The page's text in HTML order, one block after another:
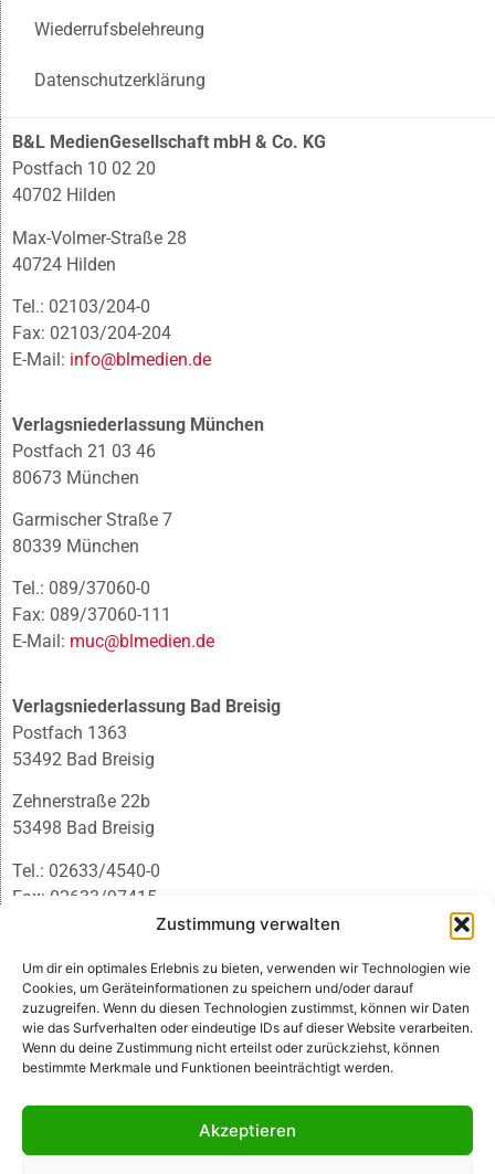
Zustimmung verwalten
Um dir ein optimales Erlebnis zu bieten, verwenden wir Technologien wie
Cookies, um Geräteinformationen zu speichern und/oder darauf
zuzugreifen. Wenn du diesen Technologien zustimmst, können wir Daten
wie das Surfverhalten oder eindeutige IDs auf dieser Website verarbeiten.
Wenn du deine Zustimmung nicht erteilst oder zurückziehst, können
bestimmte Merkmale und Funktionen beeinträchtigt werden.
Akzeptieren
Wiederrufsbelehreung
Datenschutzerklärung
B&L MedienGesellschaft mbH & Co. KG
Postfach 10 02 20
40702 Hilden
Max-Volmer-Straße 28
40724 Hilden
Tel.: 02103/204-0
Fax: 02103/204-204
E-Mail: info@blmedien.de
Verlagsniederlassung München
Postfach 21 03 46
80673 München
Garmischer Straße 7
80339 München
Tel.: 089/37060-0
Fax: 089/37060-111
E-Mail: muc@blmedien.de
Verlagsniederlassung Bad Breisig
Postfach 1363
53492 Bad Breisig
Zehnerstraße 22b
53498 Bad Breisig
Tel.: 02633/4540-0
Fax: 02633/97415
infobb@blmedien.de